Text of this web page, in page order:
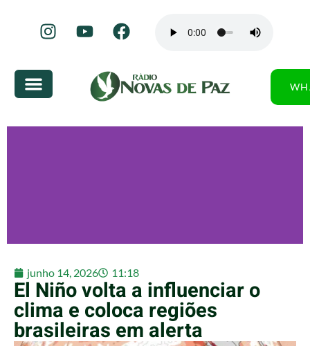
junho 14, 2026 11:18
El Niño volta a influenciar o
clima e coloca regiões
brasileiras em alerta